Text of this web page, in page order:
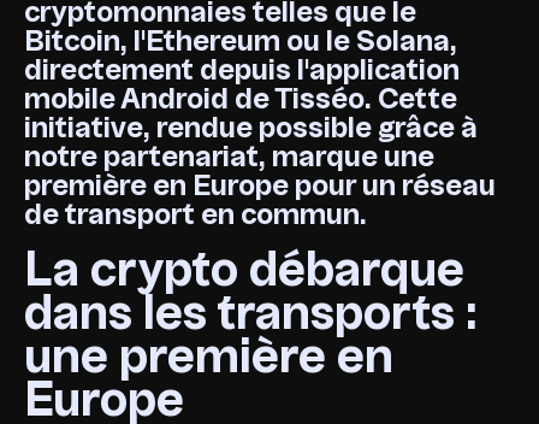
cryptomonnaies telles que le
Bitcoin, l'Ethereum ou le Solana,
directement depuis l'application
mobile Android de Tisséo. Cette
initiative, rendue possible grâce à
notre partenariat, marque une
première en Europe pour un réseau
de transport en commun.
La crypto débarque
dans les transports :
une première en
Europe